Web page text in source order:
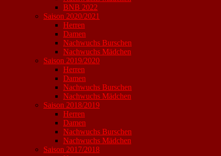
BNB 2022
Saison 2020/2021
Herren
Damen
Nachwuchs Burschen
Nachwuchs Mädchen
Saison 2019/2020
Herren
Damen
Nachwuchs Burschen
Nachwuchs Mädchen
Saison 2018/2019
Herren
Damen
Nachwuchs Burschen
Nachwuchs Mädchen
Saison 2017/2018